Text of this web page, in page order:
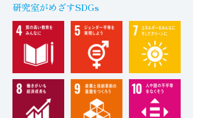
研究室がめざすSDGs